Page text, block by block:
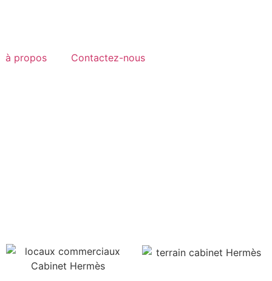
à propos Contactez-nous